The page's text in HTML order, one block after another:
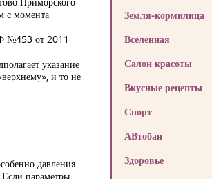
с момента
№453 от 2011
указание
и то не
давления.
параметры
Земля-кормилица
Вселенная
Салон красоты
Вкусные рецепты
Спорт
АВтобан
Здоровье